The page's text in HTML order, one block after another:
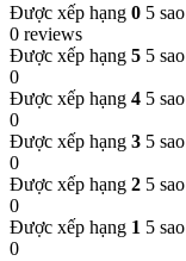
Được xếp hạng 0 5 sao
0 reviews
Được xếp hạng 5 5 sao
0
Được xếp hạng 4 5 sao
0
Được xếp hạng 3 5 sao
0
Được xếp hạng 2 5 sao
0
Được xếp hạng 1 5 sao
0